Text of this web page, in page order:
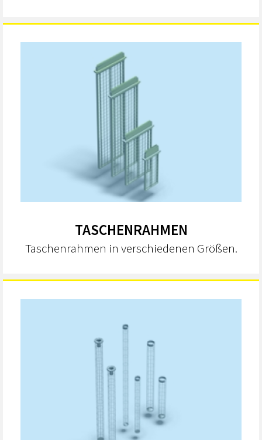
TASCHENRAHMEN
Taschenrahmen in verschiedenen Größen.